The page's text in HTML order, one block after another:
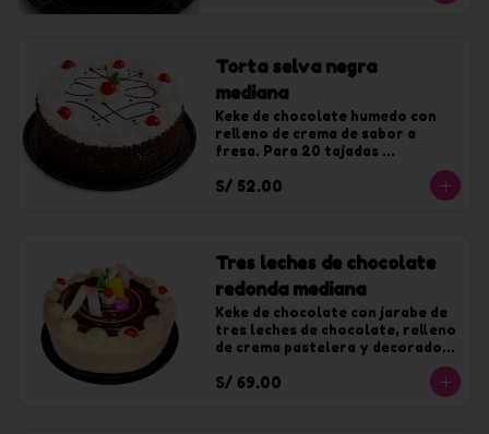
Torta selva negra
mediana
Keke de chocolate humedo con
relleno de crema de sabor a
fresa. Para 20 tajadas
S/ 52.00
Tres leches de chocolate
redonda mediana
Keke de chocolate con jarabe de
tres leches de chocolate, relleno
de crema pastelera y decorado
con chocolate. Para 20 tajadas.
S/ 69.00